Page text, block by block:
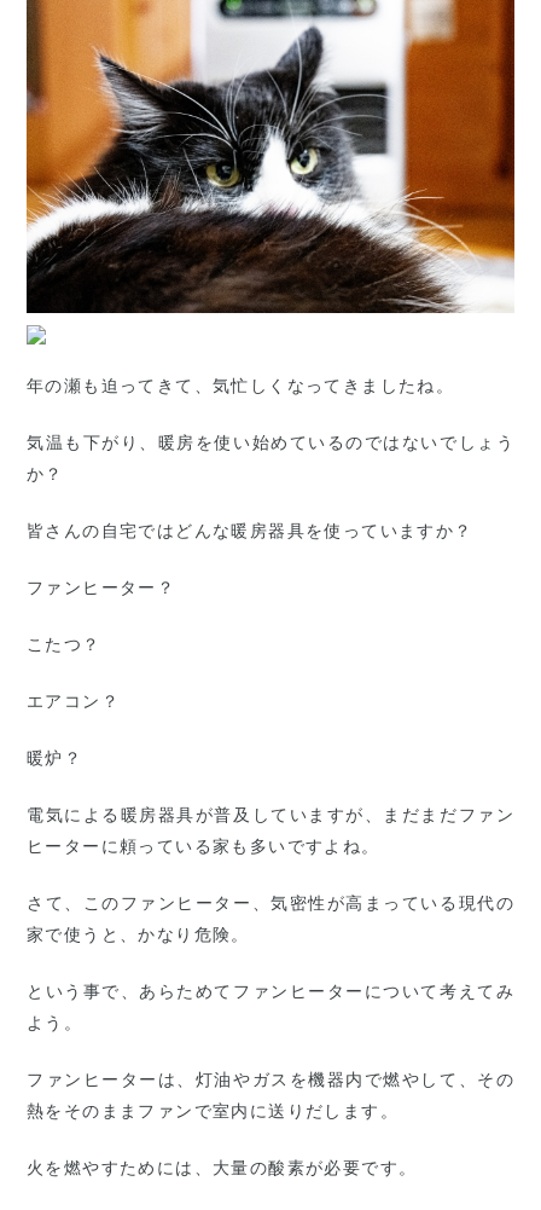
年の瀬も迫ってきて、気忙しくなってきましたね。
気温も下がり、暖房を使い始めているのではないでしょう
か？
皆さんの自宅ではどんな暖房器具を使っていますか？
ファンヒーター？
こたつ？
エアコン？
暖炉？
電気による暖房器具が普及していますが、まだまだファン
ヒーターに頼っている家も多いですよね。
さて、このファンヒーター、気密性が高まっている現代の
家で使うと、かなり危険。
という事で、あらためてファンヒーターについて考えてみ
よう。
ファンヒーターは、灯油やガスを機器内で燃やして、その
熱をそのままファンで室内に送りだします。
火を燃やすためには、大量の酸素が必要です。